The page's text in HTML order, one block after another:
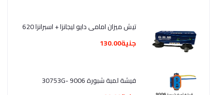
تيش ميزان امامى دايو ليجانزا + اسبرانزا 620
جنية130.00
فيشة لمبة شبورة 9006 -30753G